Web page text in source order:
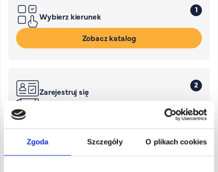
Zgoda Szczegóły O plikach cookies
1
Wybierz kierunek
Zobacz katalog
2
Zarejestruj się